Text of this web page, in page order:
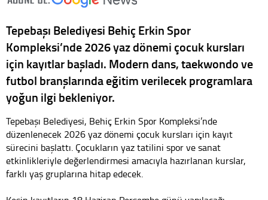
Tepebaşı Belediyesi Behiç Erkin Spor
Kompleksi’nde 2026 yaz dönemi çocuk kursları
için kayıtlar başladı. Modern dans, taekwondo ve
futbol branşlarında eğitim verilecek programlara
yoğun ilgi bekleniyor.
Tepebaşı Belediyesi, Behiç Erkin Spor Kompleksi’nde
düzenlenecek 2026 yaz dönemi çocuk kursları için kayıt
sürecini başlattı. Çocukların yaz tatilini spor ve sanat
etkinlikleriyle değerlendirmesi amacıyla hazırlanan kurslar,
farklı yaş gruplarına hitap edecek.